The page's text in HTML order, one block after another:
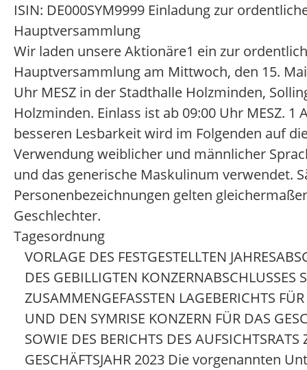
ISIN: DE000SYM9999 Einladung zur
Hauptversammlung
Wir laden unsere Aktionäre1 ein zur
Hauptversammlung am Mittwoch, den 15.
Uhr MESZ in der Stadthalle Holzminden,
Holzminden. Einlass ist ab 09:00 Uhr MESZ. 1
besseren Lesbarkeit wird im Folgenden auf
Verwendung weiblicher und männlicher
und das generische Maskulinum verwendet.
Personenbezeichnungen gelten
Geschlechter.
Tagesordnung
VORLAGE DES FESTGESTELLTEN
DES GEBILLIGTEN KONZERNABSCHLUSSES
ZUSAMMENGEFASSTEN LAGEBERICHTS
UND DEN SYMRISE KONZERN FÜR DAS
SOWIE DES BERICHTS DES AUFSICHTSRATS
GESCHÄFTSJAHR 2023 Die vorgenannten